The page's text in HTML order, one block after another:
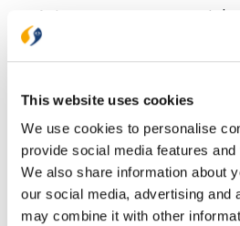
This website uses cookies
We use cookies to personalise
provide social media features
We also share information about
our social media, advertising and
may combine it with other
Auteur
Uitvoeringen
Paperback
€ 24,99